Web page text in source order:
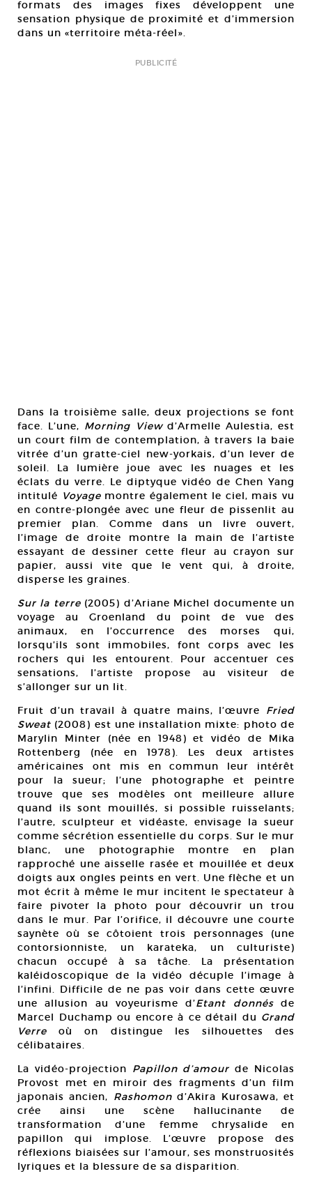
formats des images fixes développent une
sensation physique de proximité et d’immersion
dans un «territoire méta-réel».
PUBLICITÉ
Dans la troisième salle, deux projections se font
face. L’une, Morning Viewd’Armelle Aulestia, est
un court film de contemplation, à travers la baie
vitrée d’un gratte-ciel new-yorkais, d’un lever de
soleil. La lumière joue avec les nuages et les
éclats du verre. Le diptyque vidéo de Chen Yang
intitulé Voyagemontre également le ciel, mais vu
en contre-plongée avec une fleur de pissenlit au
premier plan. Comme dans un livre ouvert,
l’image de droite montre la main de l’artiste
essayant de dessiner cette fleur au crayon sur
papier, aussi vite que le vent qui, à droite,
disperse les graines.
Sur la terre(2005) d’Ariane Michel documente un
voyage au Groenland du point de vue des
animaux, en l’occurrence des morses qui,
lorsqu’ils sont immobiles, font corps avec les
rochers qui les entourent. Pour accentuer ces
sensations, l’artiste propose au visiteur de
s’allonger sur un lit.
Fruit d’un travail à quatre mains, l’œuvre Fried
Sweat (2008) est une installation mixte: photo de
Marylin Minter (née en 1948) et vidéo de Mika
Rottenberg (née en 1978). Les deux artistes
américaines ont mis en commun leur intérêt
pour la sueur; l’une photographe et peintre
trouve que ses modèles ont meilleure allure
quand ils sont mouillés, si possible ruisselants;
l’autre, sculpteur et vidéaste, envisage la sueur
comme sécrétion essentielle du corps. Sur le mur
blanc, une photographie montre en plan
rapproché une aisselle rasée et mouillée et deux
doigts aux ongles peints en vert. Une flèche et un
mot écrit à même le mur incitent le spectateur à
faire pivoter la photo pour découvrir un trou
dans le mur. Par l’orifice, il découvre une courte
saynète où se côtoient trois personnages (une
contorsionniste, un karateka, un culturiste)
chacun occupé à sa tâche. La présentation
kaléidoscopique de la vidéo décuple l’image à
l’infini. Difficile de ne pas voir dans cette œuvre
une allusion au voyeurisme d’Etant donnésde
Marcel Duchamp ou encore à ce détail du Grand
Verre où on distingue les silhouettes des
célibataires.
La vidéo-projection Papillon d’amour de Nicolas
Provost met en miroir des fragments d’un film
japonais ancien, Rashomond’Akira Kurosawa, et
crée ainsi une scène hallucinante de
transformation d’une femme chrysalide en
papillon qui implose. L’œuvre propose des
réflexions biaisées sur l’amour, ses monstruosités
lyriques et la blessure de sa disparition.